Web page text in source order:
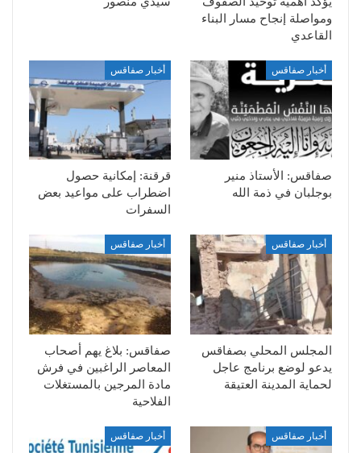
ومواصلة إنجاح مسار البناء
القاعدي
أخبار صفاقس
صفاقس: الأستاذ منير
بوجلبان في ذمة الله
أخبار صفاقس
قرقنة: إمكانية حصول
اضطراب على مواعيد بعض
السفرات
أخبار صفاقس
المجلس المحلي بصفاقس
يدعو لوضع برنامج عاجل
لحماية المدينة العتيقة
أخبار صفاقس
صفاقس: بلاغ يهم أصحاب
المعاصر الراغبين في فرش
مادة المرجين بالمستغلات
الفلاحية
أخبار صفاقس أخبار صفاقس